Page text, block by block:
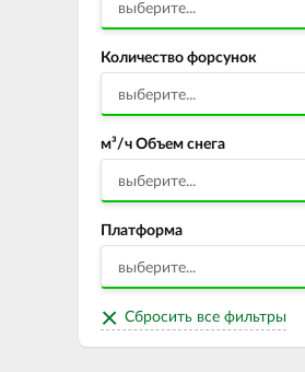
выберите...
Количество форсунок
выберите...
м³/ч Объем снега
выберите...
Платформа
выберите...
Сбросить все фильтры